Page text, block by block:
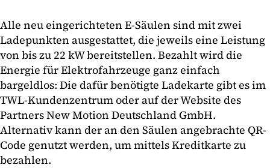
Alle neu eingerichteten E-Säulen sind mit zwei
Ladepunkten ausgestattet, die jeweils eine Leistung
von bis zu 22 kW bereitstellen. Bezahlt wird die
Energie für Elektrofahrzeuge ganz einfach
bargeldlos: Die dafür benötigte Ladekarte gibt es im
TWL-Kundenzentrum oder auf der Website des
Partners New Motion Deutschland GmbH.
Alternativ kann der an den Säulen angebrachte QR-
Code genutzt werden, um mittels Kreditkarte zu
bezahlen.